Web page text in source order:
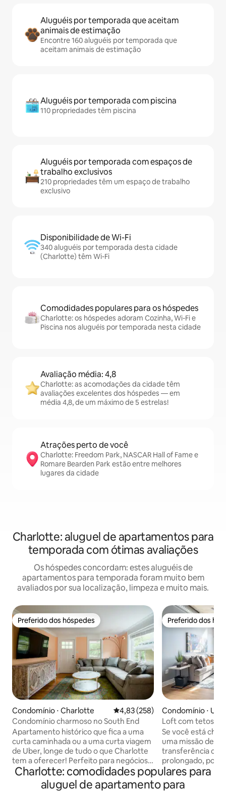
Aluguéis por temporada que aceitam
animais de estimação
Encontre 160 aluguéis por temporada que
aceitam animais de estimação
Aluguéis por temporada com piscina
110 propriedades têm piscina
Aluguéis por temporada com espaços de
trabalho exclusivos
210 propriedades têm um espaço de trabalho
exclusivo
Disponibilidade de Wi-Fi
340 aluguéis por temporada desta cidade
(Charlotte) têm Wi-Fi
Comodidades populares para os hóspedes
Charlotte: os hóspedes adoram Cozinha, Wi-Fi e
Piscina nos aluguéis por temporada nesta cidade
Avaliação média: 4,8
Charlotte: as acomodações da cidade têm
avaliações excelentes dos hóspedes — em
média 4,8, de um máximo de 5 estrelas!
Atrações perto de você
Charlotte: Freedom Park, NASCAR Hall of Fame e
Romare Bearden Park estão entre melhores
lugares da cidade
Charlotte: aluguel de apartamentos para
temporada com ótimas avaliações
Os hóspedes concordam: estes aluguéis de
apartamentos para temporada foram muito bem
avaliados por sua localização, limpeza e muito mais.
Preferido dos hóspedes
Preferido dos hóspedes
Condomínio ⋅ Charlotte 4,83 de uma avaliação média de
4,83 (258)
Condomínio charmoso no South End
Apartamento histórico que fica a uma
curta caminhada ou a uma curta viagem
de Uber, longe de tudo o que Charlotte
tem a oferecer! Perfeito para negócios
ou lazer (a cerca de 2 km do Uptown e
do Panther 's Stadium - ótimo para
Preferido dos
Preferido dos
Condomínio ⋅
Loft com tetos
zona nobre
Se você está
uma missão de
transferência
prolongado,
você escolheu
partida. Bem-
Charlotte: comodidades populares para
aluguel de apartamento para